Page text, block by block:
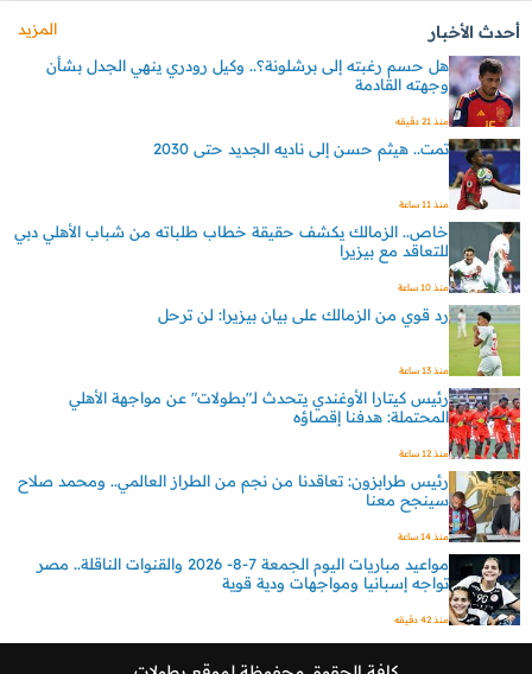
أحدث الأخبار
المزيد
هل حسم رغبته إلى برشلونة؟.. وكيل رودري ينهي الجدل بشأن
وجهته القادمة
منذ 21 دقيقه
تمت.. هيثم حسن إلى ناديه الجديد حتى 2030
منذ 11 ساعة
خاص.. الزمالك يكشف حقيقة خطاب طلباته من شباب الأهلي دبي
للتعاقد مع بيزيرا
منذ 10 ساعة
رد قوي من الزمالك على بيان بيزيرا: لن ترحل
منذ 13 ساعة
رئيس كيتارا الأوغندي يتحدث لـ"بطولات" عن مواجهة الأهلي
المحتملة: هدفنا إقصاؤه
منذ 12 ساعة
رئيس طرابزون: تعاقدنا من نجم من الطراز العالمي.. ومحمد صلاح
سينجح معنا
منذ 14 ساعة
مواعيد مباريات اليوم الجمعة 7-8- 2026 والقنوات الناقلة.. مصر
تواجه إسبانيا ومواجهات ودية قوية
منذ 42 دقيقه